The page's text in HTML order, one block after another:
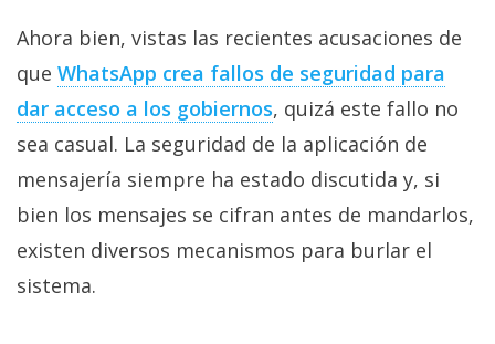
Ahora bien, vistas las recientes acusaciones de
que WhatsApp crea fallos de seguridad para
dar acceso a los gobiernos, quizá este fallo no
sea casual. La seguridad de la aplicación de
mensajería siempre ha estado discutida y, si
bien los mensajes se cifran antes de mandarlos,
existen diversos mecanismos para burlar el
sistema.